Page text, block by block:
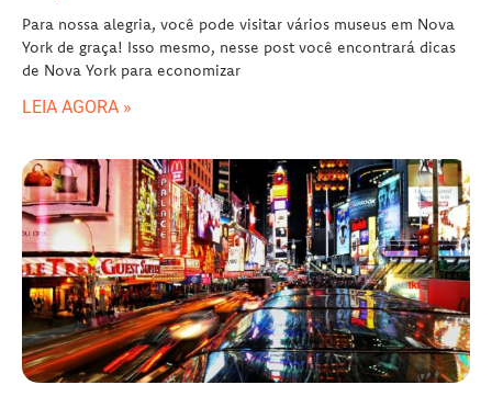
Para nossa alegria, você pode visitar vários museus em Nova
York de graça! Isso mesmo, nesse post você encontrará dicas
de Nova York para economizar
LEIA AGORA »